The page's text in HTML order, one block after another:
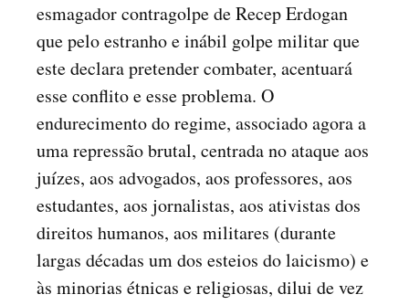
esmagador contragolpe de Recep Erdogan
que pelo estranho e inábil golpe militar que
este declara pretender combater, acentuará
esse conflito e esse problema. O
endurecimento do regime, associado agora a
uma repressão brutal, centrada no ataque aos
juízes, aos advogados, aos professores, aos
estudantes, aos jornalistas, aos ativistas dos
direitos humanos, aos militares (durante
largas décadas um dos esteios do laicismo) e
às minorias étnicas e religiosas, dilui de vez